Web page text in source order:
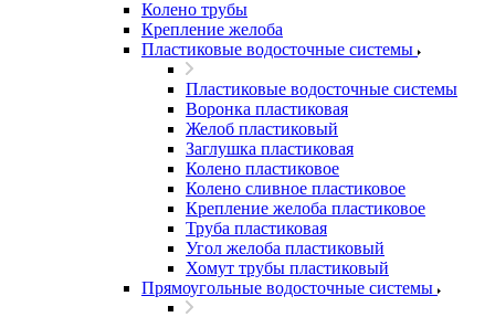
Колено трубы
Крепление желоба
Пластиковые водосточные системы
Пластиковые водосточные системы
Воронка пластиковая
Желоб пластиковый
Заглушка пластиковая
Колено пластиковое
Колено сливное пластиковое
Крепление желоба пластиковое
Труба пластиковая
Угол желоба пластиковый
Хомут трубы пластиковый
Прямоугольные водосточные системы